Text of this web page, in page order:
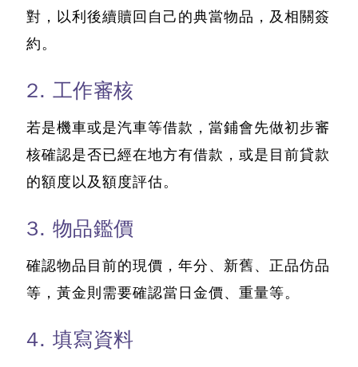
對，以利後續贖回自己的典當物品，及相關簽
約。
2. 工作審核
若是機車或是汽車等借款，當鋪會先做初步審
核確認是否已經在地方有借款，或是目前貸款
的額度以及額度評估。
3. 物品鑑價
確認物品目前的現價，年分、新舊、正品仿品
等，黃金則需要確認當日金價、重量等。
4. 填寫資料